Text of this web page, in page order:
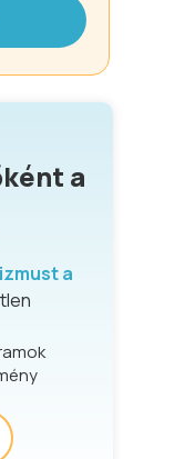
a
a